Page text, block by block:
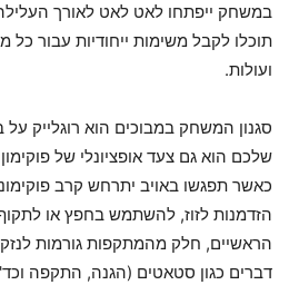
במשחק ייפתחו לאט לאט לאורך
תוכלו לקבל משימות ייחודיות עבור כל
ועולות.
סגנון המשחק במבוכים הוא רוגלייק
שלכם הוא גם צעד אופציונלי של
כאשר תפגשו באויב יתרחש קרב
הזדמנות לזוז, להשתמש בחפץ או
הראשיים, חלק מהמתקפות גורמות
דברים כגון סטאטים (הגנה, התקפה